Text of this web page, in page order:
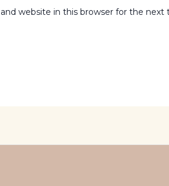
website in this browser for the